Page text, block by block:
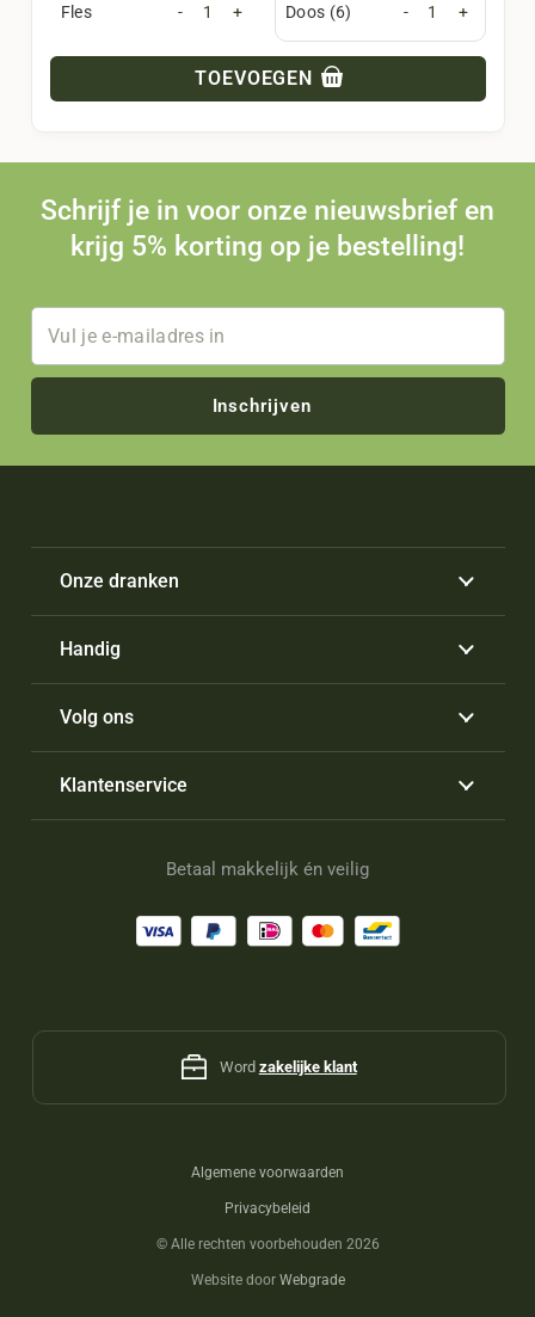
Fles - + Doos (6) - +
TOEVOEGEN
Schrijf je in voor onze nieuwsbrief en
krijg 5% korting op je bestelling!
Inschrijven
Onze dranken
Handig
Volg ons
Klantenservice
Betaal makkelijk én veilig
Word zakelijke klant
Algemene voorwaarden
Privacybeleid
© Alle rechten voorbehouden 2026
Website door Webgrade